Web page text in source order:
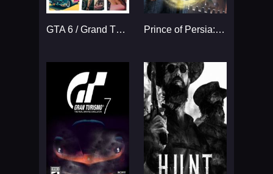
GTA 6 / Grand Theft Auto VI Prince of Persia: The Sands